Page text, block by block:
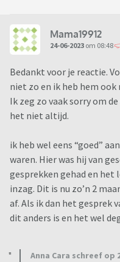
Mama19912
24-06-2023 om 08:48
Bedankt voor je reactie.
niet zo en ik heb hem ook
Ik zeg zo vaak sorry om
het niet altijd.
ik heb wel eens “goed”
waren. Hier was hij van
gesprekken gehad en het
inzag. Dit is nu zo’n 2
af. Als ik dan het gesprek
dit anders is en het wel
Anna Cara schreef op